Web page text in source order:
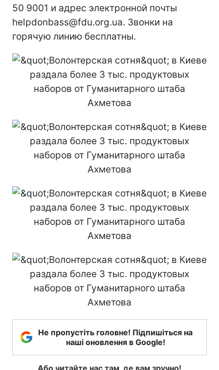
50 9001 и адрес электронной почты
helpdonbass@fdu.org.ua. Звонки на
горячую линию бесплатны.
Не пропустіть головне! Підпишіться на
наші оновлення в Google!
Або читайте нас там, де вам зручно!